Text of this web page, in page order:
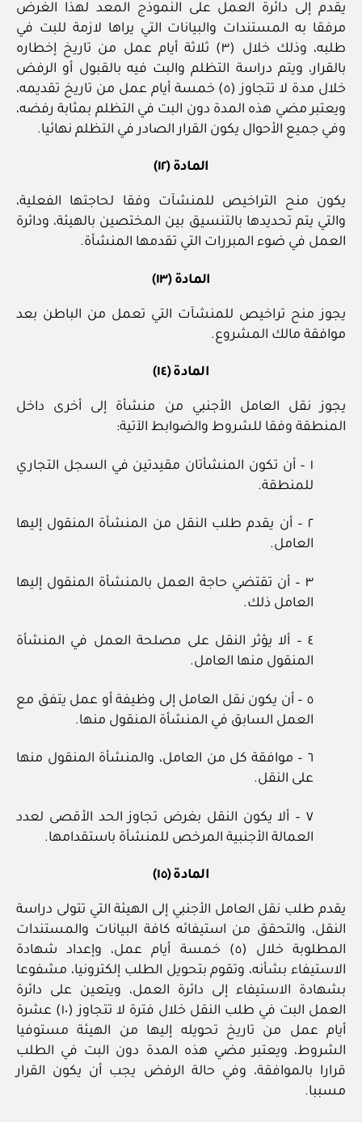
يقدم إلى دائرة العمل على النموذج المعد لهذا الغرض
مرفقا به المستندات والبيانات التي يراها لازمة للبت في
طلبه، وذلك خلال (٣) ثلاثة أيام عمل من تاريخ إخطاره
بالقرار، ويتم دراسة التظلم والبت فيه بالقبول أو الرفض
خلال مدة لا تتجاوز (٥) خمسة أيام عمل من تاريخ تقديمه،
ويعتبر مضي هذه المدة دون البت في التظلم بمثابة رفضه،
وفي جميع الأحوال يكون القرار الصادر في التظلم نهائيا.
المادة (١٢)
يكون منح التراخيص للمنشآت وفقا لحاجتها الفعلية،
والتي يتم تحديدها بالتنسيق بين المختصين بالهيئة، ودائرة
العمل في ضوء المبررات التي تقدمها المنشأة.
المادة (١٣)
يجوز منح تراخيص للمنشآت التي تعمل من الباطن بعد
موافقة مالك المشروع.
المادة (١٤)
يجوز نقل العامل الأجنبي من منشأة إلى أخرى داخل
المنطقة وفقا للشروط والضوابط الآتية:
١ – أن تكون المنشأتان مقيدتين في السجل التجاري
للمنطقة.
٢ – أن يقدم طلب النقل من المنشأة المنقول إليها
العامل.
٣ – أن تقتضي حاجة العمل بالمنشأة المنقول إليها
العامل ذلك.
٤ – ألا يؤثر النقل على مصلحة العمل في المنشأة
المنقول منها العامل.
٥ – أن يكون نقل العامل إلى وظيفة أو عمل يتفق مع
العمل السابق في المنشأة المنقول منها.
٦ – موافقة كل من العامل، والمنشأة المنقول منها
على النقل.
٧ – ألا يكون النقل بغرض تجاوز الحد الأقصى لعدد
العمالة الأجنبية المرخص للمنشأة باستقدامها.
المادة (١٥)
يقدم طلب نقل العامل الأجنبي إلى الهيئة التي تتولى دراسة
النقل، والتحقق من استيفائه كافة البيانات والمستندات
المطلوبة خلال (٥) خمسة أيام عمل، وإعداد شهادة
الاستيفاء بشأنه، وتقوم بتحويل الطلب إلكترونيا، مشفوعا
بشهادة الاستيفاء إلى دائرة العمل، ويتعين على دائرة
العمل البت في طلب النقل خلال فترة لا تتجاوز (١٠) عشرة
أيام عمل من تاريخ تحويله إليها من الهيئة مستوفيا
الشروط، ويعتبر مضي هذه المدة دون البت في الطلب
قرارا بالموافقة، وفي حالة الرفض يجب أن يكون القرار
مسببا.